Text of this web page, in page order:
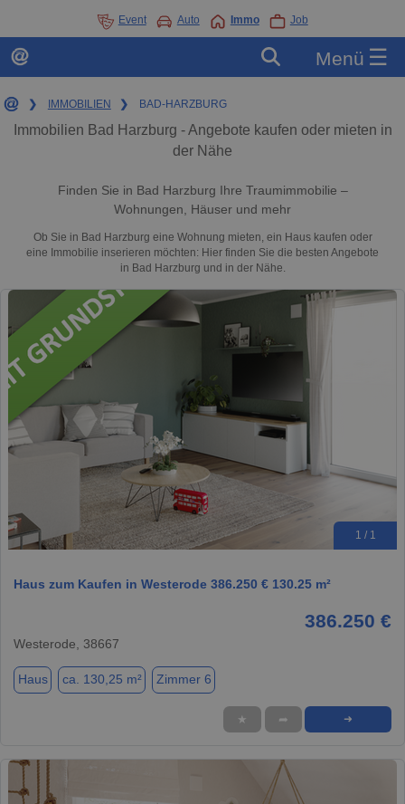
Event Auto Immo Job
Menü ☰
❯ IMMOBILIEN ❯ BAD-HARZBURG
Immobilien Bad Harzburg - Angebote kaufen oder mieten in
der Nähe
Finden Sie in Bad Harzburg Ihre Traumimmobilie –
Wohnungen, Häuser und mehr
Ob Sie in Bad Harzburg eine Wohnung mieten, ein Haus kaufen oder
eine Immobilie inserieren möchten: Hier finden Sie die besten Angebote
in Bad Harzburg und in der Nähe.
1 / 1
Haus zum Kaufen in Westerode 386.250 € 130.25 m²
386.250 €
Westerode, 38667
Haus ca. 130,25 m² Zimmer 6
★ ➦ ➜